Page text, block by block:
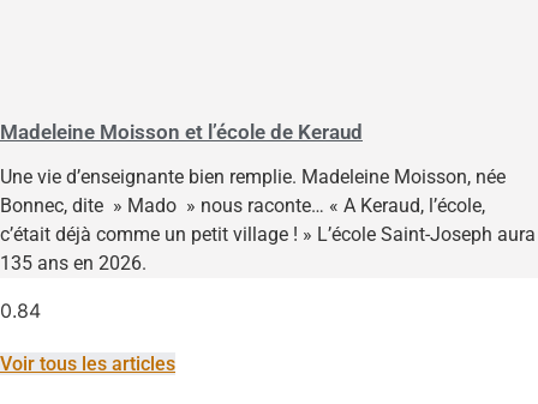
Madeleine Moisson et l’école de Keraud
Une vie d’enseignante bien remplie. Madeleine Moisson, née
Bonnec, dite » Mado » nous raconte… « A Keraud, l’école,
c’était déjà comme un petit village ! » L’école Saint-Joseph aura
135 ans en 2026.
Voir tous les articles